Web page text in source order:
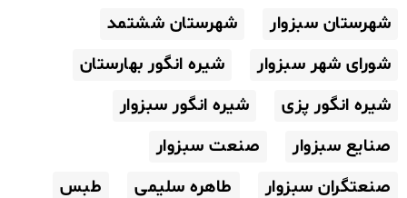
شهرستان سبزوار
شهرستان ششتمد
شورای شهر سبزوار
شیره انگور بهارستان
شیره انگور پزی
شیره انگور سبزوار
صنایع سبزوار
صنعت سبزوار
صنعتگران سبزوار
طاهره سلیمی
طبس